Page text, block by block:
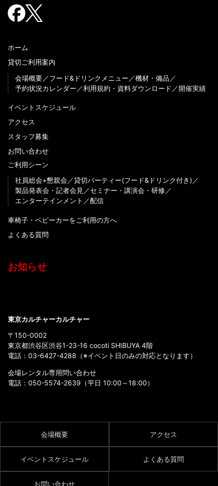
ホーム
貸切ご利用案内
会場概要
フード&ドリンクメニュー
機材・備品
予約状況カレンダー
利用規約・資料ダウンロード 開催実績
イベントスケジュール
アクセス
スタッフ募集
お問い合わせ
ご利用シーン
社員総会+懇親会
貸切パーティー(フード&ドリンク付き)
製品発表会・記者会見
セミナー・講演会・研修
エンターテインメント
配信
車椅子・ベビーカーをご利用の方へ
よくある質問
お知らせ
東京カルチャーカルチャー
〒150-0002
東京都渋谷区渋谷1-23-16 cocoti SHIBUYA 4階
電話： 03-6427-4288 （※イベント日のみの対応となります）
会場レンタル専用問い合わせ
電話： 050-5574-2639 （平日 10:00～18:00）
会場概要 アクセス
イベントスケジュール よくある質問
お問い合わせ